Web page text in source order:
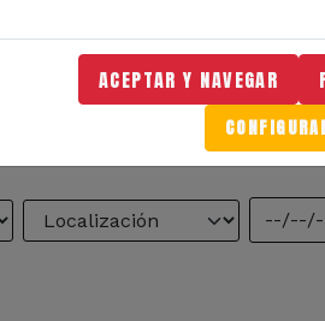
Aquí encontrarás noticias
o tipo de contenido y no
ACEPTAR Y NAVEGAR